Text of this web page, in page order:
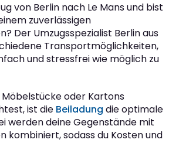
von Berlin nach Le Mans und bist
zuverlässigen
Der Umzugsspezialist Berlin aus
Transportmöglichkeiten,
und stressfrei wie möglich zu
oder Kartons
ist die Beiladung die optimale
werden deine Gegenstände mit
kombiniert, sodass du Kosten und